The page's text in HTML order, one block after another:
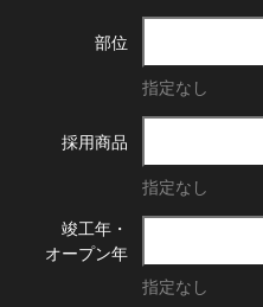
部位
指定なし
採用商品
指定なし
竣工年・
オープン年
指定なし